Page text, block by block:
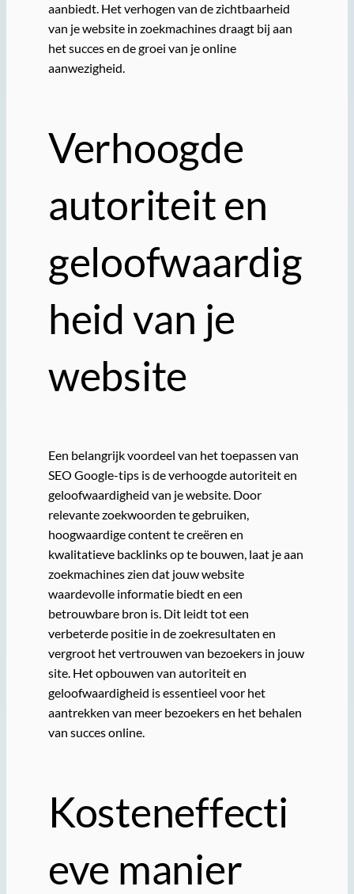
aanbiedt. Het verhogen van de zichtbaarheid
van je website in zoekmachines draagt bij aan
het succes en de groei van je online
aanwezigheid.
Verhoogde
autoriteit en
geloofwaardig
heid van je
website
Een belangrijk voordeel van het toepassen van
SEO Google-tips is de verhoogde autoriteit en
geloofwaardigheid van je website. Door
relevante zoekwoorden te gebruiken,
hoogwaardige content te creëren en
kwalitatieve backlinks op te bouwen, laat je aan
zoekmachines zien dat jouw website
waardevolle informatie biedt en een
betrouwbare bron is. Dit leidt tot een
verbeterde positie in de zoekresultaten en
vergroot het vertrouwen van bezoekers in jouw
site. Het opbouwen van autoriteit en
geloofwaardigheid is essentieel voor het
aantrekken van meer bezoekers en het behalen
van succes online.
Kosteneffecti
eve manier